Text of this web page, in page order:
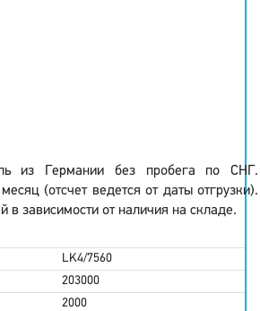
из Германии без пробега по СНГ.
(отсчет ведется от даты отгрузки).
в зависимости от наличия на складе.
LK4/7560
203000
2000